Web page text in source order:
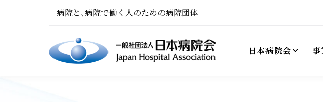
病院と､病院で働く人のための病院団体
日本病院会 事